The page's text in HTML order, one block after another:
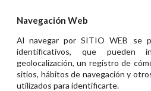
Navegación Web
Al navegar por SITIO WEB se
identificativos, que pueden
geolocalización, un registro de
sitios, hábitos de navegación y
utilizados para identificarte.